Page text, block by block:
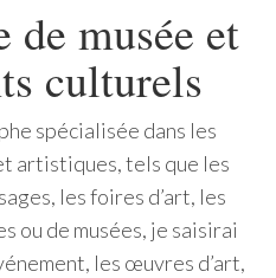
de musée et
culturels
spécialisée dans les
artistiques, tels que les
les foires d’art, les
ou de musées, je saisirai
les œuvres d’art,